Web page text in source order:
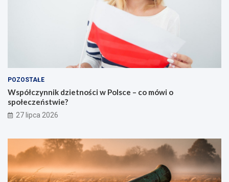
POZOSTAŁE
Współczynnik dzietności w Polsce – co mówi o
społeczeństwie?
27 lipca 2026